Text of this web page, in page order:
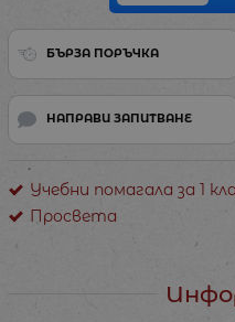
БЪРЗА ПОРЪЧКА
НАПРАВИ ЗАПИТВАНЕ
Учебни помагала за 1
Просвета